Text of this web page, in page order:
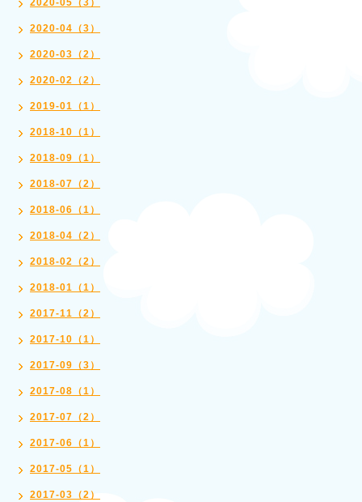
2020-05（3）
2020-04（3）
2020-03（2）
2020-02（2）
2019-01（1）
2018-10（1）
2018-09（1）
2018-07（2）
2018-06（1）
2018-04（2）
2018-02（2）
2018-01（1）
2017-11（2）
2017-10（1）
2017-09（3）
2017-08（1）
2017-07（2）
2017-06（1）
2017-05（1）
2017-03（2）